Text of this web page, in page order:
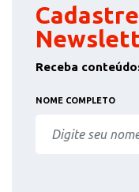
Receba
NOME COMPLETO